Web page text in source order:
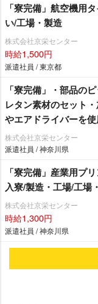
「寮完備」航空機用
い/工場・製造
株式会社京栄センター
時給1,500円
派遣社員 / 東京都
「寮完備」・部品の
レタン素材のセット
エアドライバーを使
査作業/即入寮/製造・工
株式会社京栄センター
派遣社員 / 神奈川県
「寮完備」産業用プ
入寮/製造・工場/工場
株式会社京栄センター
時給1,300円
派遣社員 / 神奈川県